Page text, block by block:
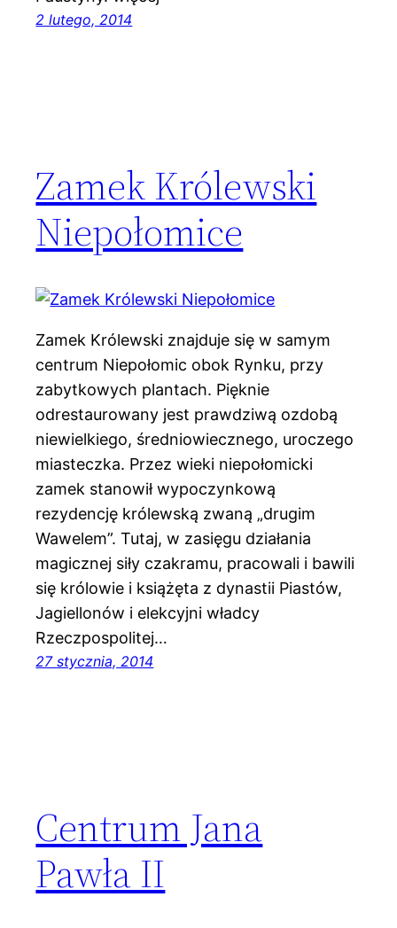
2 lutego, 2014
Zamek Królewski
Niepołomice
Zamek Królewski znajduje się w samym
centrum Niepołomic obok Rynku, przy
zabytkowych plantach. Pięknie
odrestaurowany jest prawdziwą ozdobą
niewielkiego, średniowiecznego, uroczego
miasteczka. Przez wieki niepołomicki
zamek stanowił wypoczynkową
rezydencję królewską zwaną „drugim
Wawelem”. Tutaj, w zasięgu działania
magicznej siły czakramu, pracowali i bawili
się królowie i książęta z dynastii Piastów,
Jagiellonów i elekcyjni władcy
Rzeczpospolitej…
27 stycznia, 2014
Centrum Jana
Pawła II